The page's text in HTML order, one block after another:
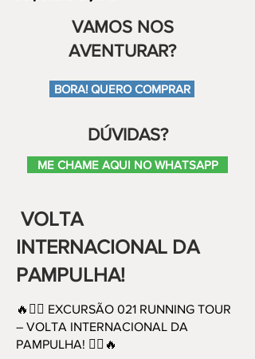
VAMOS NOS
AVENTURAR?
BORA! QUERO COMPRAR
DÚVIDAS?
ME CHAME AQUI NO WHATSAPP
VOLTA
INTERNACIONAL DA
PAMPULHA!
🔥🏃‍♂️ EXCURSÃO 021 RUNNING TOUR
– VOLTA INTERNACIONAL DA
PAMPULHA! 🏃‍♀️🔥